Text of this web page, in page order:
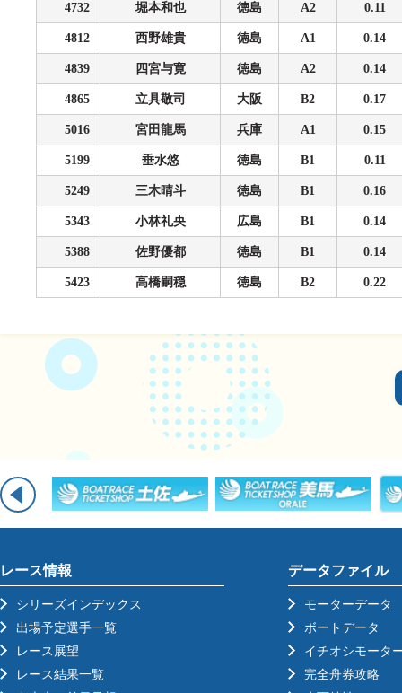
4732 堀本和也 徳島 A2 0.11
4812 西野雄貴 徳島 A1 0.14
4839 四宮与寛 徳島 A2 0.14
4865 立具敬司 大阪 B2 0.17
5016 宮田龍馬 兵庫 A1 0.15
5199 垂水悠 徳島 B1 0.11
5249 三木晴斗 徳島 B1 0.16
5343 小林礼央 広島 B1 0.14
5388 佐野優都 徳島 B1 0.14
5423 高橋嗣穏 徳島 B2 0.22
レース情報
シリーズインデックス
出場予定選手一覧
レース展望
レース結果一覧
データファイル
モーターデータ
ボートデータ
イチオシモータ
完全舟券攻略